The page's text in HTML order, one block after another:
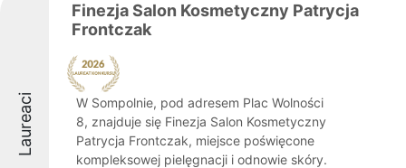
Laureaci
Finezja Salon Kosmetyczny Patrycja
Frontczak
W Sompolnie, pod adresem Plac Wolności
8, znajduje się Finezja Salon Kosmetyczny
Patrycja Frontczak, miejsce poświęcone
kompleksowej pielęgnacji i odnowie skóry.